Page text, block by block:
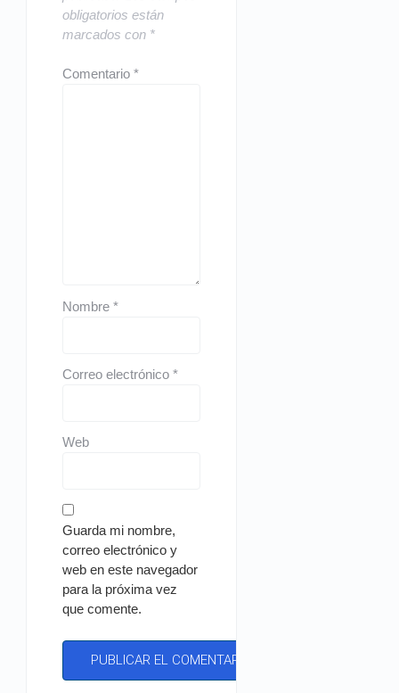
obligatorios están
marcados con *
Comentario*
Nombre*
Correo electrónico*
Web
Guarda mi nombre,
correo electrónico y
web en este navegador
para la próxima vez
que comente.